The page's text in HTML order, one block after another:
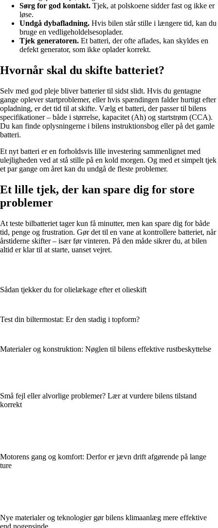
Sørg for god kontakt. Tjek, at polskoene sidder fast og ikke er
løse.
Undgå dybafladning. Hvis bilen står stille i længere tid, kan du
bruge en vedligeholdelsesoplader.
Tjek generatoren. Et batteri, der ofte aflades, kan skyldes en
defekt generator, som ikke oplader korrekt.
Hvornår skal du skifte batteriet?
Selv med god pleje bliver batterier til sidst slidt. Hvis du gentagne
gange oplever startproblemer, eller hvis spændingen falder hurtigt efter
opladning, er det tid til at skifte. Vælg et batteri, der passer til bilens
specifikationer – både i størrelse, kapacitet (Ah) og startstrøm (CCA).
Du kan finde oplysningerne i bilens instruktionsbog eller på det gamle
batteri.
Et nyt batteri er en forholdsvis lille investering sammenlignet med
ulejligheden ved at stå stille på en kold morgen. Og med et simpelt tjek
et par gange om året kan du undgå de fleste problemer.
Et lille tjek, der kan spare dig for store
problemer
At teste bilbatteriet tager kun få minutter, men kan spare dig for både
tid, penge og frustration. Gør det til en vane at kontrollere batteriet, når
årstiderne skifter – især før vinteren. På den måde sikrer du, at bilen
altid er klar til at starte, uanset vejret.
Sådan tjekker du for olielækage efter et olieskift
Test din biltermostat: Er den stadig i topform?
Materialer og konstruktion: Nøglen til bilens effektive rustbeskyttelse
Små fejl eller alvorlige problemer? Lær at vurdere bilens tilstand
korrekt
Motorens gang og komfort: Derfor er jævn drift afgørende på lange
ture
Nye materialer og teknologier gør bilens klimaanlæg mere effektive
end nogensinde